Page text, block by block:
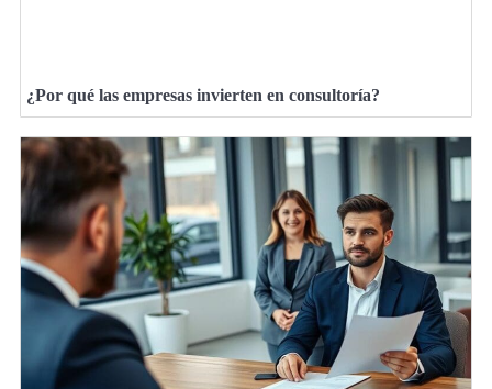
¿Por qué las empresas invierten en consultoría?